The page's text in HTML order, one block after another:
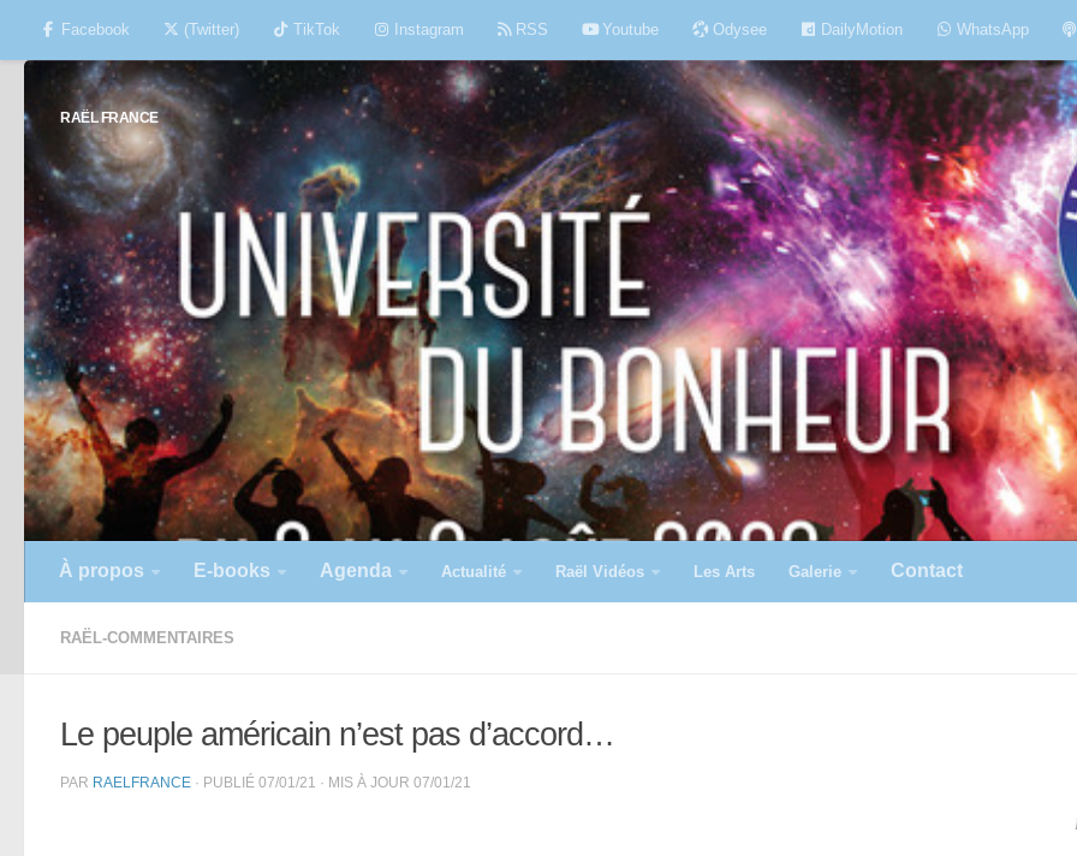
Skip to content
Facebook (Twitter) TikTok Instagram RSS Youtube Odysee DailyMotion WhatsApp
RAËL FRANCE
À propos E-books Agenda Actualité Raël Vidéos Les Arts Galerie Contact
RAËL-COMMENTAIRES
Le peuple américain n’est pas d’accord…
PAR RAELFRANCE · PUBLIÉ 07/01/21 · MIS À JOUR 07/01/21